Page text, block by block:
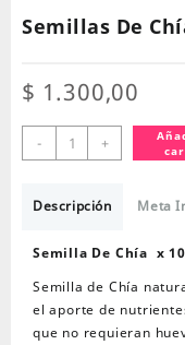
Semillas De
$ 1.300,00
-
Semillas
De
x
gr.
+
Descripción Meta
Semilla De Chía x
Semilla de Chía
el aporte de
que no requieran